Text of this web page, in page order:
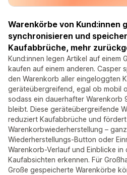
Warenkörbe von Kund:innen
synchronisieren und
Kaufabbrüche, mehr
Kund:innen legen Artikel auf einem
kaufen auf einem anderen. Casper
den Warenkorb aller eingeloggten
geräteübergreifend, egal ob mobil
sodass ein dauerhafter Warenkorb
bleibt. Diese geräteübergreifende
reduziert Kaufabbrüche und
Warenkorbwiederherstellung –
Wiederherstellungs-Button oder
Warenkorb-Verlauf und Einblicke in
Kaufabsichten erkennen. Für
Große gespeicherte Warenkörbe